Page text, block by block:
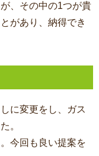
、その中の1つが貴
があり、納得でき
に変更をし、ガス
。
今回も良い提案を